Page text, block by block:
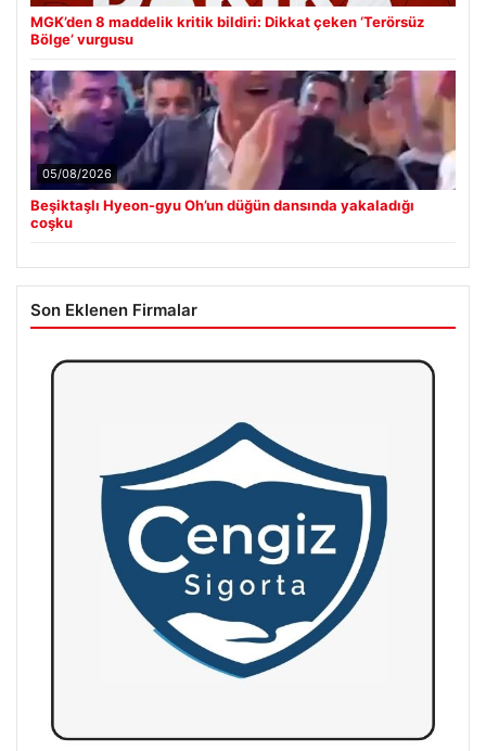
MGK’den 8 maddelik kritik bildiri: Dikkat çeken ‘Terörsüz
Bölge’ vurgusu
05/08/2026
Beşiktaşlı Hyeon-gyu Oh’un düğün dansında yakaladığı
coşku
Son Eklenen Firmalar